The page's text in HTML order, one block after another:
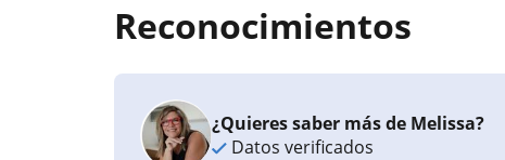
Reconocimientos
¿Quieres saber más de Melissa?
Datos verificados